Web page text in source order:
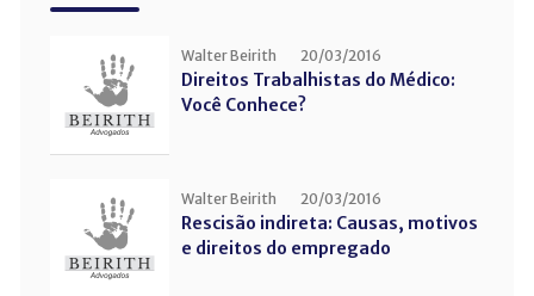
Walter Beirith 20/03/2016
Direitos Trabalhistas do Médico:
Você Conhece?
Walter Beirith 20/03/2016
Rescisão indireta: Causas, motivos
e direitos do empregado